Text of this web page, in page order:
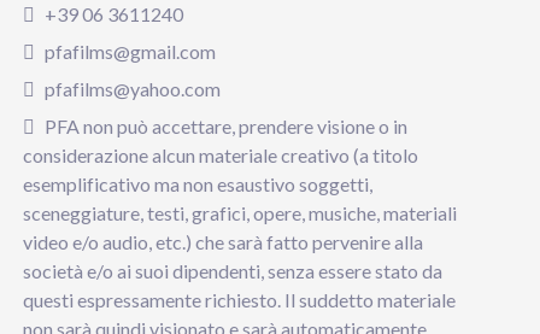
+39 06 3611240
pfafilms@gmail.com
pfafilms@yahoo.com
PFA non può accettare, prendere visione o in
considerazione alcun materiale creativo (a titolo
esemplificativo ma non esaustivo soggetti,
sceneggiature, testi, grafici, opere, musiche, materiali
video e/o audio, etc.) che sarà fatto pervenire alla
società e/o ai suoi dipendenti, senza essere stato da
questi espressamente richiesto. Il suddetto materiale
non sarà quindi visionato e sarà automaticamente